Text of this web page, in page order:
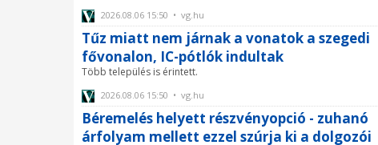
2026.08.06 15:50 • vg.hu
Tűz miatt nem járnak a vonatok a szegedi
fővonalon, IC-pótlók indultak
Több település is érintett.
2026.08.06 15:50 • vg.hu
Béremelés helyett részvényopció - zuhanó
árfolyam mellett ezzel szúrja ki a dolgozói